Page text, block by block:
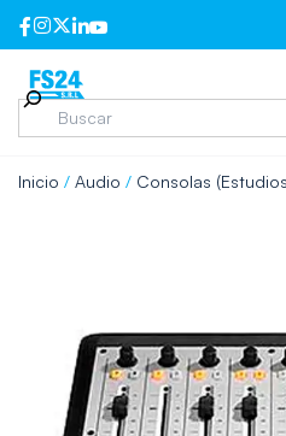
Inicio / Audio / Consolas